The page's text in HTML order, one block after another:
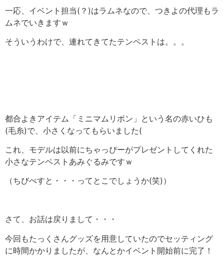
一応、イベント担当(？)はラムネなので、つきよの代理もラ
ムネでいきますｗ
そういうわけで、連れてきてたテンペストは。。。
都合よきアイテム「ミニマムリボン」という名の赤いひも
(毛糸)で、小さくなってもらいました(
これ、モデルは以前にちゃっぴーがプレゼントしてくれた
小さなテンペストあみぐるみですｗ
（ちびぺすと・・・ってとこでしょうか(笑)）
さて、お話は戻りまして・・・
今回もたっくさんグッズを用意していたのでセッティング
に時間かかりましたが、なんとかイベント開始前に完了！